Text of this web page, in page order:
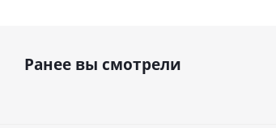
Ранее вы смотрели